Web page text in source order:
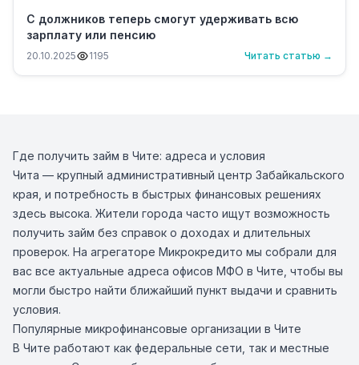
С должников теперь смогут удерживать всю
зарплату или пенсию
20.10.2025 1195 Читать статью →
Где получить займ в Чите: адреса и условия
Чита — крупный административный центр Забайкальского
края, и потребность в быстрых финансовых решениях
здесь высока. Жители города часто ищут возможность
получить займ без справок о доходах и длительных
проверок. На агрегаторе Микрокредито мы собрали для
вас все актуальные адреса офисов МФО в Чите, чтобы вы
могли быстро найти ближайший пункт выдачи и сравнить
условия.
Популярные микрофинансовые организации в Чите
В Чите работают как федеральные сети, так и местные